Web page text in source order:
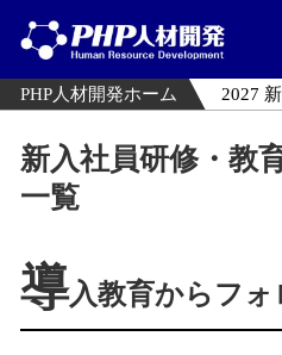
PHP人材開発ホーム 2027
新入社員研修・教
一覧
導入教育からフ